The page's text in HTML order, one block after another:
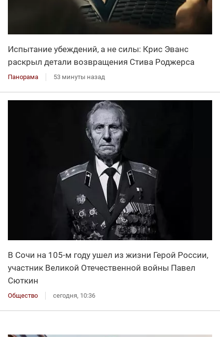
Испытание убеждений, а не силы: Крис Эванс
раскрыл детали возвращения Стива Роджерса
Панорама 53 минуты назад
В Сочи на 105-м году ушел из жизни Герой России,
участник Великой Отечественной войны Павел
Сюткин
Общество сегодня, 10:36